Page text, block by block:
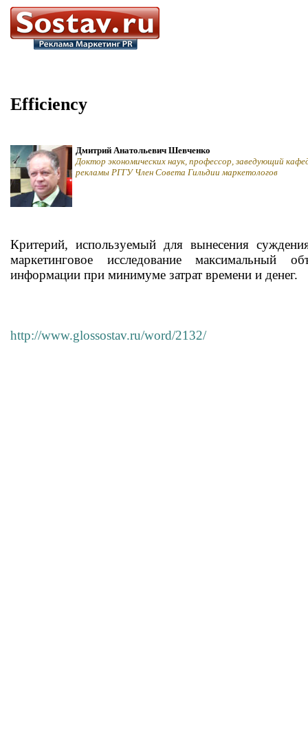
Efficiency
Дмитрий Анатольевич Шевченко
Доктор экономических наук, профессор, заведующий
рекламы РГГУ Член Совета Гильдии маркетологов
Критерий, используемый для вынесения
маркетинговое исследование максимальный
информации при минимуме затрат времени и денег.
http://www.glossostav.ru/word/2132/